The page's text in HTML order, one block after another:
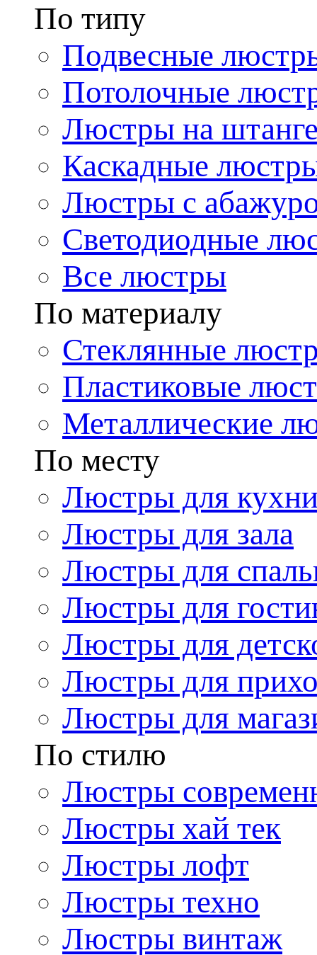
По типу
Подвесные
Потолочные
Люстры на
Каскадные
Люстры с
Светодиодные
Все люстры
По материалу
Стеклянные
Пластиковые
Металлические
По месту
Люстры для
Люстры для зала
Люстры для
Люстры для
Люстры для
Люстры для
Люстры для
По стилю
Люстры
Люстры хай тек
Люстры лофт
Люстры техно
Люстры винтаж